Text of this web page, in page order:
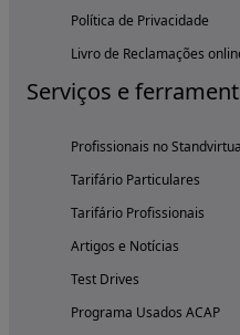
Política de Privacidade
Livro de Reclamações
Serviços e
Profissionais no
Tarifário Particulares
Tarifário Profissionais
Artigos e Notícias
Test Drives
Programa Usados ACAP